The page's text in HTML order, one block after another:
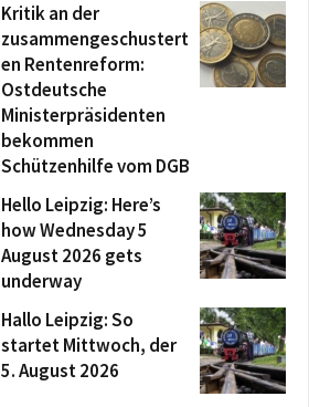
Kritik an der
zusammengeschustert
en Rentenreform:
Ostdeutsche
Ministerpräsidenten
bekommen
Schützenhilfe vom DGB
Hello Leipzig: Here’s
how Wednesday 5
August 2026 gets
underway
Hallo Leipzig: So
startet Mittwoch, der
5. August 2026